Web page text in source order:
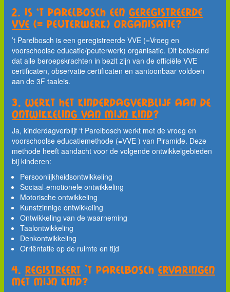
2. Is 't Parelbosch een geregistreerde
VVE (= peuterwerk) organisatie?
’t Parelbosch is een geregistreerde VVE (=Vroeg en
voorschoolse educatie/peuterwerk) organisatie. Dit betekend
dat alle beroepskrachten in bezit zijn van de officiële VVE
certificaten, observatie certificaten en aantoonbaar voldoen
aan de 3F taaleis.
3. Werkt het kinderdagverblijf aan de
ontwikkeling van mijn kind?
Ja, kinderdagverblijf ‘t Parelbosch werkt met de vroeg en
voorschoolse educatiemethode (=VVE ) van Piramide. Deze
methode heeft aandacht voor de volgende ontwikkelgebieden
bij kinderen:
Persoonlijkheidsontwikkeling
Sociaal-emotionele ontwikkeling
Motorische ontwikkeling
Kunstzinnige ontwikkeling
Ontwikkeling van de waarneming
Taalontwikkeling
Denkontwikkeling
Orriëntatie op de ruimte en tijd
4. Registreert ’t Parelbosch ervaringen
met mijn kind?